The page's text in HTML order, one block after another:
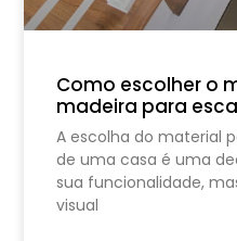
Como escolher o
madeira para
A escolha do material
de uma casa é uma
sua funcionalidade,
visual